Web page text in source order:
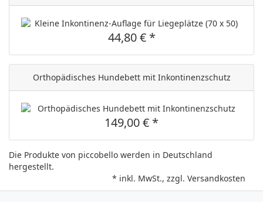
44,80 € *
Orthopädisches Hundebett mit Inkontinenzschutz
149,00 € *
Die Produkte von piccobello werden in Deutschland
hergestellt.
* inkl. MwSt., zzgl. Versandkosten